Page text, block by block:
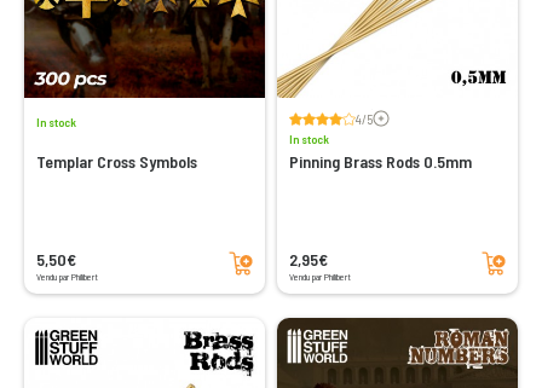
In stock
Templar Cross Symbols
5,50€
Vendu par Philibert
Add to cart
4/5Voir les avis
In stock
Pinning Brass Rods 0.5mm
2,95€
Vendu par Philibert
Add to cart